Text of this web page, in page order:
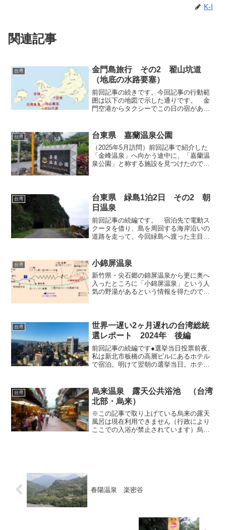
K-I
関連記事
台湾
金門島旅行 その2 翟山坑道
（地底の水路要塞）
前回記事の続きです。今回記事の行動範
囲は以下の地図で示した通りです。 金
門空港からタクシーでこの日の宿がある
することにしました。なお珠山の宿はと
っても素敵でしたので、後...
台湾 台東県 嘉蘭温泉公園
（2025年5月訪問）前回記事で紹介した
「金峰温泉」へ向かう途中に、「嘉蘭温
泉公園」と称する施設を見つけたので、
い丘の上の嘉蘭集...
台湾
台東県 緑島1泊2日 その2 朝
日温泉
前回記事の続編です。 宿泊先で電動ス
クータを借り、島を周回する海岸沿いの
道路を走って、今回緑島へ渡った主目的
温泉にもバス停があるのですが、シーズ
ンオフは午前2便と午後2...
台湾 小錦屏温泉
新竹県・尖石郷の錦屏温泉から更に奥へ
入ったところに「小錦屏温泉」という人
気の野湯があるという情報を得たので実
たのですが、道の険しさを...
台湾
世界一遅い2ヶ月遅れの台湾総統
選レポート 2024年 後編
前回記事の続編です●選挙当日投票前夜、
私は新北市板橋の高層ビルにあるホテル
で宿泊。明けて翌朝の選挙当日。ホテル
素晴らしい天気でした。ホテルでチェッ
クアウトを済ませ、歩い...
台湾
烏来温泉 露天公共浴池 （台湾
北部・烏来）
※この記事で取り上げている烏来の露天
風呂は現在利用できません（行政により
ここでの入浴が禁止されています）烏来
春陽温泉 楽密谷